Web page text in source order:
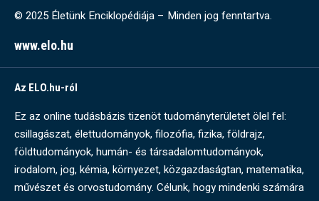
© 2025 Életünk Enciklopédiája – Minden jog fenntartva.
www.elo.hu
Az ELO.hu-ról
Ez az online tudásbázis tizenöt tudományterületet ölel fel:
csillagászat, élettudományok, filozófia, fizika, földrajz,
földtudományok, humán- és társadalomtudományok,
irodalom, jog, kémia, környezet, közgazdaságtan, matematika,
művészet és orvostudomány. Célunk, hogy mindenki számára